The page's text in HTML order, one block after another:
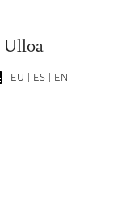
EU | ES | EN